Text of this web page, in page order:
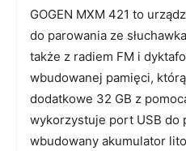
GOGEN MXM 421 to
do parowania ze
także z radiem FM i
wbudowanej pamięci,
dodatkowe 32 GB z
wykorzystuje port USB do
wbudowany akumulator